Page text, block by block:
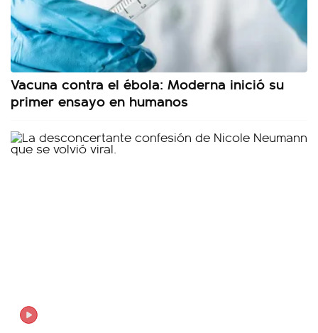
Vacuna contra el ébola: Moderna inició su
primer ensayo en humanos